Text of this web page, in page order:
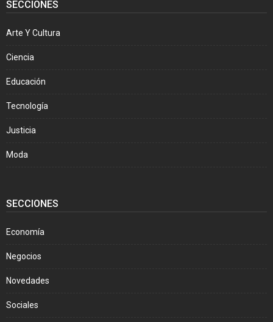
SECCIONES
Arte Y Cultura
Ciencia
Educación
Tecnología
Justicia
Moda
SECCIONES
Economía
Negocios
Novedades
Sociales